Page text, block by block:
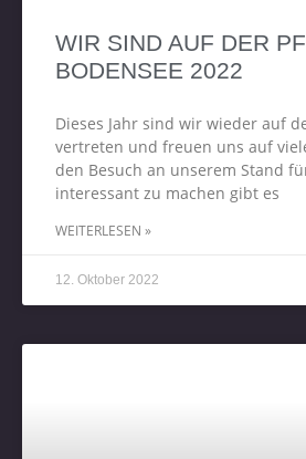
WIR SIND AUF DER
BODENSEE 2022
Dieses Jahr sind wir wieder auf
vertreten und freuen uns auf
den Besuch an unserem Stand
interessant zu machen gibt es
WEITERLESEN »
12. Oktober 2022